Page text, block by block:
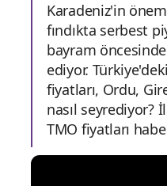
Karadeniz'in
fındıkta serbest
bayram
ediyor.
fiyatları, Ordu,
nasıl seyrediyor?
TMO fiyatları